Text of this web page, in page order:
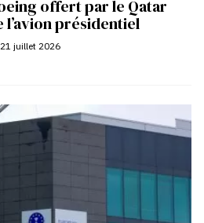
offert par le Qatar
l’avion présidentiel
21 juillet 2026